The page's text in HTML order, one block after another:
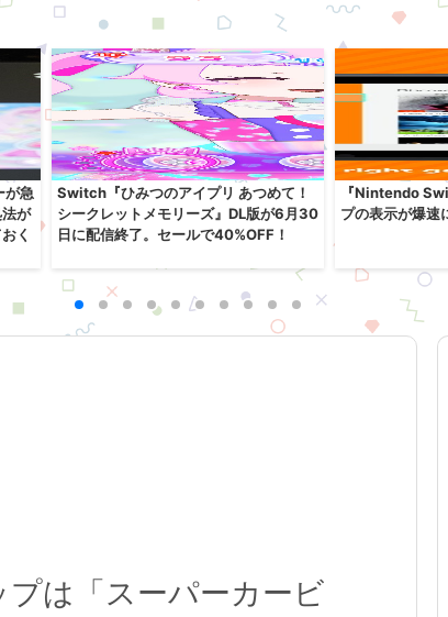
が急
が
く
Switch『ひみつのアイプリ あつめて！
シークレットメモリーズ』DL版が6月30
日に配信終了。セールで40%OFF！
『Nintendo
プの表示が爆速
プは「スーパーカービ